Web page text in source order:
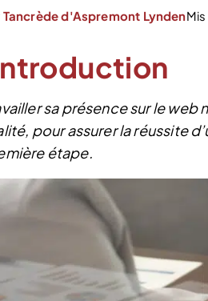
Tancrède d'Aspremont Lynden
sa présence sur le web
pour assurer la réussite
étape.